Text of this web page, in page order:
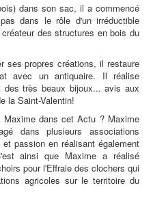
dans son sac, il a commencé
dans le rôle d'un irréductible
des structures en bois du
ses propres créations, il restaure
avec un antiquaire. Il réalise
des très beaux bijoux... avis aux
la Saint-Valentin!
Maxime dans cet Actu ? Maxime
dans plusieurs associations
passion en réalisant également
ainsi que Maxime a réalisé
pour l'Effraie des clochers qui
agricoles sur le territoire du